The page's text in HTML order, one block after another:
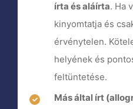
írta és aláírta. Ha
kinyomtatja és
érvénytelen.
helyének és
feltüntetése.
Más által írt